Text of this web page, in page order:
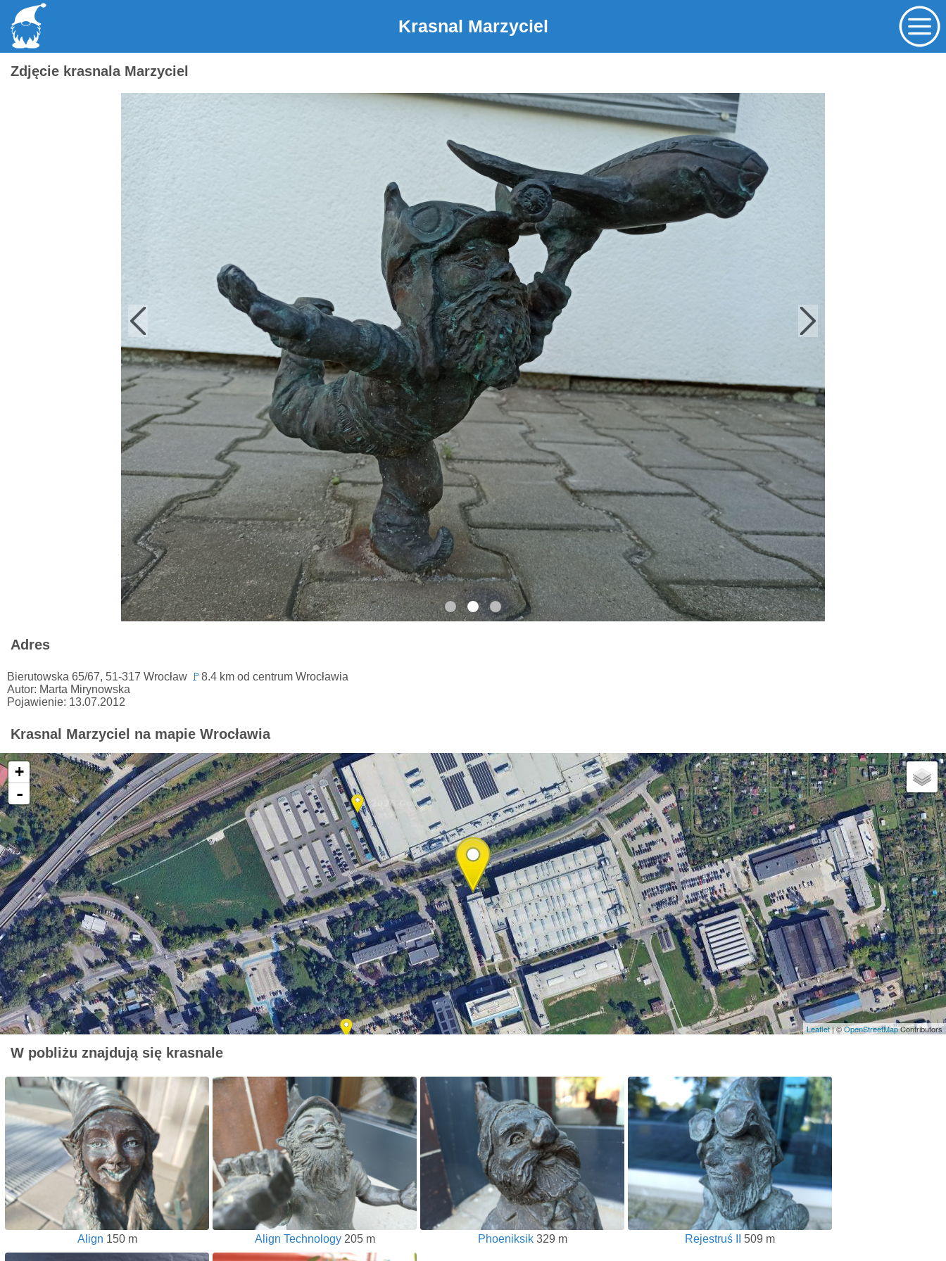
Krasnal Marzyciel
Zdjęcie krasnala Marzyciel
Adres
Bierutowska 65/67, 51-317 Wrocław 🚩8.4 km od centrum Wrocławia
Autor: Marta Mirynowska
Pojawienie: 13.07.2012
Krasnal Marzyciel na mapie Wrocławia
+
-
Leaflet| ©OpenStreetMapContributors
W pobliżu znajdują się krasnale
Align 150 m Align Technology205 m Phoeniksik329 m Rejestruś II 509 m